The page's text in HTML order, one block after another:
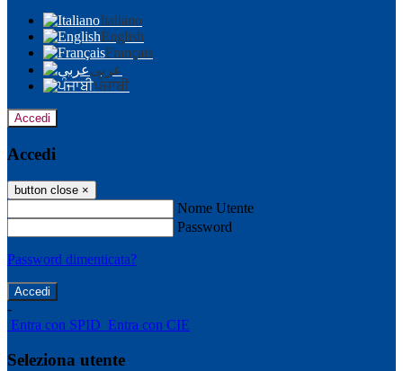
Italiano
English
Français
عربى
ਪੰਜਾਬੀ
Accedi
Accedi
button close ×
Nome Utente
Password
Password dimenticata?
-
Entra con SPID Entra con CIE
Seleziona utente